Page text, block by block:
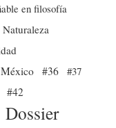
en filosofía
#36 #37
#42
Dossier